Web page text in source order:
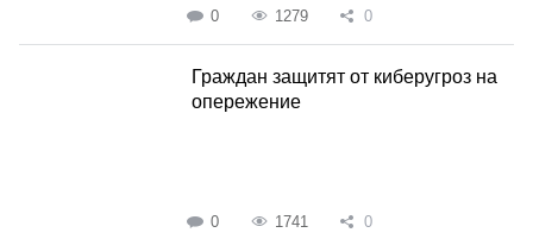
0 1279 0
Граждан защитят от киберугроз на
опережение
0 1741 0